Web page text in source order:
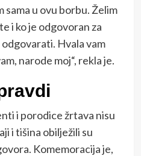
sama u ovu borbu. Želim
i ko je odgovoran za
Hvala vam
narode moj“, rekla je.
i porodice žrtava nisu
i tišina obilježili su
Komemoracija je,